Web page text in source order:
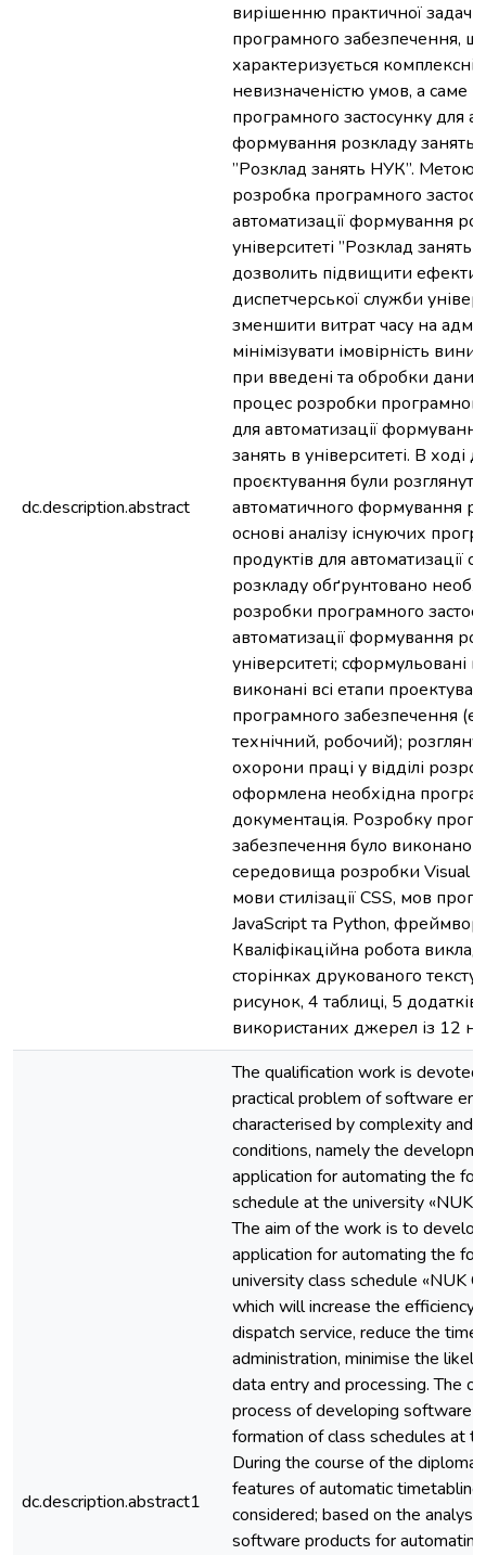
dc.description.abstract
вирішенню практичної задачі
програмного забезпечення,
характеризується
невизначеністю умов, а саме
програмного застосунку для
формування розкладу занять в
”Розклад занять НУК”. Метою
розробка програмного
автоматизації формування
університеті ”Розклад
дозволить підвищити
диспетчерської служби
зменшити витрат часу на
мінімізувати імовірність
при введені та обробки
процес розробки
для автоматизації
занять в університеті. В ході
проєктування були
автоматичного формування
основі аналізу існуючих
продуктів для автоматизації
розкладу обґрунтовано
розробки програмного
автоматизації формування
університеті; сформульовані
виконані всі етапи
програмного забезпечення
технічний, робочий);
охорони праці у відділі
оформлена необхідна
документація. Розробку
забезпечення було виконано
середовища розробки Visual
мови стилізації CSS, мов
JavaScript та Python,
Кваліфікаційна робота
сторінках друкованого
рисунок, 4 таблицi, 5 додатків
використаних джерел із 12
dc.description.abstract1
The qualification work is
practical problem of software
characterised by complexity and
conditions, namely the
application for automating the
schedule at the university «NUK
The aim of the work is to
application for automating the
university class schedule «NUK
which will increase the efficiency
dispatch service, reduce the time
administration, minimise the
data entry and processing. The
process of developing software
formation of class schedules at
During the course of the diploma
features of automatic
considered; based on the
software products for